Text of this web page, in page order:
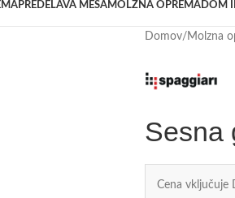
PREDELAVA MESAMOLZNA OPREMADOM
Domov/ Molzna
Sesna
Cena vključuje